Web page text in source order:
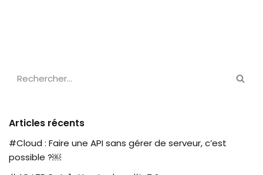
Articles récents
#Cloud : Faire une API sans gérer de serveur, c’est
possible ?￼